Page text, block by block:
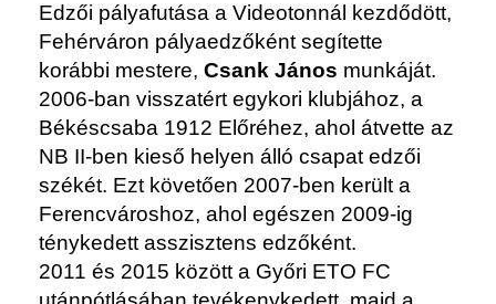
Edzői pályafutása a Videotonnál kezdődött,
Fehérváron pályaedzőként segítette
korábbi mestere, Csank János munkáját.
2006-ban visszatért egykori klubjához, a
Békéscsaba 1912 Előréhez, ahol átvette az
NB II-ben kieső helyen álló csapat edzői
székét. Ezt követően 2007-ben került a
Ferencvároshoz, ahol egészen 2009-ig
ténykedett asszisztens edzőként.
2011 és 2015 között a Győri ETO FC